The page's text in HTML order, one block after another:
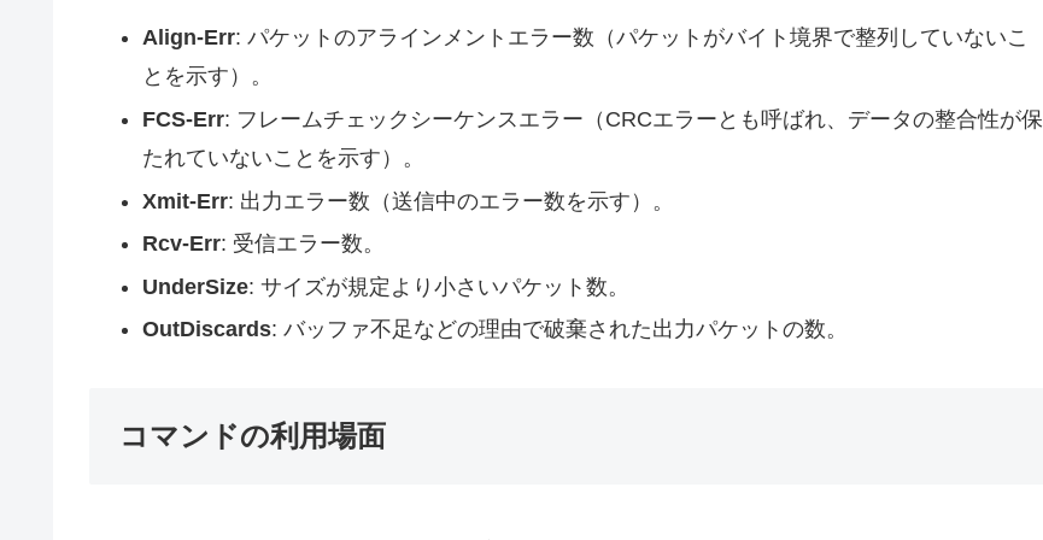
Align-Err: パケットのアラインメントエラー数（パケットがバイト境界で整列していないこ
とを示す）。
FCS-Err: フレームチェックシーケンスエラー（CRCエラーとも呼ばれ、データの整合性が保
たれていないことを示す）。
Xmit-Err: 出力エラー数（送信中のエラー数を示す）。
Rcv-Err: 受信エラー数。
UnderSize: サイズが規定より小さいパケット数。
OutDiscards: バッファ不足などの理由で破棄された出力パケットの数。
コマンドの利用場面